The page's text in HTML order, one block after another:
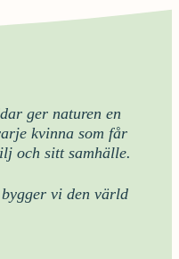
ger naturen en
kvinna som får
och sitt samhälle.
vi den värld